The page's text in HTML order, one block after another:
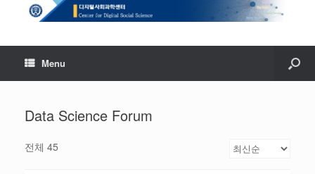
Menu
Data Science Forum
전체 45